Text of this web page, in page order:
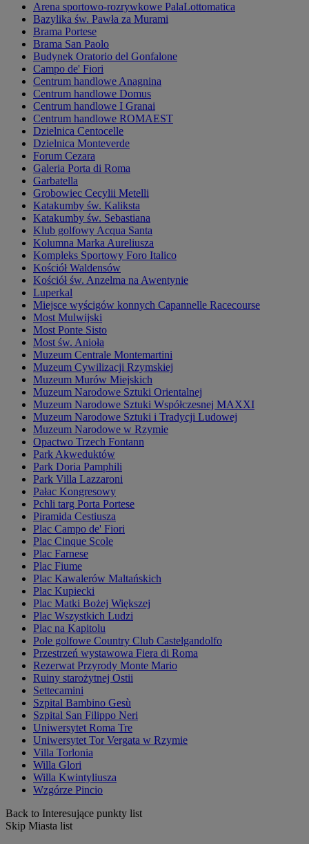
Arena sportowo-rozrywkowe PalaLottomatica
Bazylika św. Pawła za Murami
Brama Portese
Brama San Paolo
Budynek Oratorio del Gonfalone
Campo de' Fiori
Centrum handlowe Anagnina
Centrum handlowe Domus
Centrum handlowe I Granai
Centrum handlowe ROMAEST
Dzielnica Centocelle
Dzielnica Monteverde
Forum Cezara
Galeria Porta di Roma
Garbatella
Grobowiec Cecylii Metelli
Katakumby św. Kaliksta
Katakumby św. Sebastiana
Klub golfowy Acqua Santa
Kolumna Marka Aureliusza
Kompleks Sportowy Foro Italico
Kościół Waldensów
Kościół św. Anzelma na Awentynie
Luperkal
Miejsce wyścigów konnych Capannelle Racecourse
Most Mulwijski
Most Ponte Sisto
Most św. Anioła
Muzeum Centrale Montemartini
Muzeum Cywilizacji Rzymskiej
Muzeum Murów Miejskich
Muzeum Narodowe Sztuki Orientalnej
Muzeum Narodowe Sztuki Współczesnej MAXXI
Muzeum Narodowe Sztuki i Tradycji Ludowej
Muzeum Narodowe w Rzymie
Opactwo Trzech Fontann
Park Akweduktów
Park Doria Pamphili
Park Villa Lazzaroni
Pałac Kongresowy
Pchli targ Porta Portese
Piramida Cestiusza
Plac Campo de' Fiori
Plac Cinque Scole
Plac Farnese
Plac Fiume
Plac Kawalerów Maltańskich
Plac Kupiecki
Plac Matki Bożej Większej
Plac Wszystkich Ludzi
Plac na Kapitolu
Pole golfowe Country Club Castelgandolfo
Przestrzeń wystawowa Fiera di Roma
Rezerwat Przyrody Monte Mario
Ruiny starożytnej Ostii
Settecamini
Szpital Bambino Gesù
Szpital San Filippo Neri
Uniwersytet Roma Tre
Uniwersytet Tor Vergata w Rzymie
Villa Torlonia
Willa Glori
Willa Kwintyliusza
Wzgórze Pincio
Back to Interesujące punkty list
Skip Miasta list